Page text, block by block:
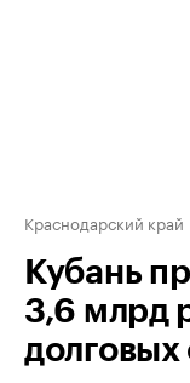
Краснодарский край
Кубань
3,6 млрд
долговых